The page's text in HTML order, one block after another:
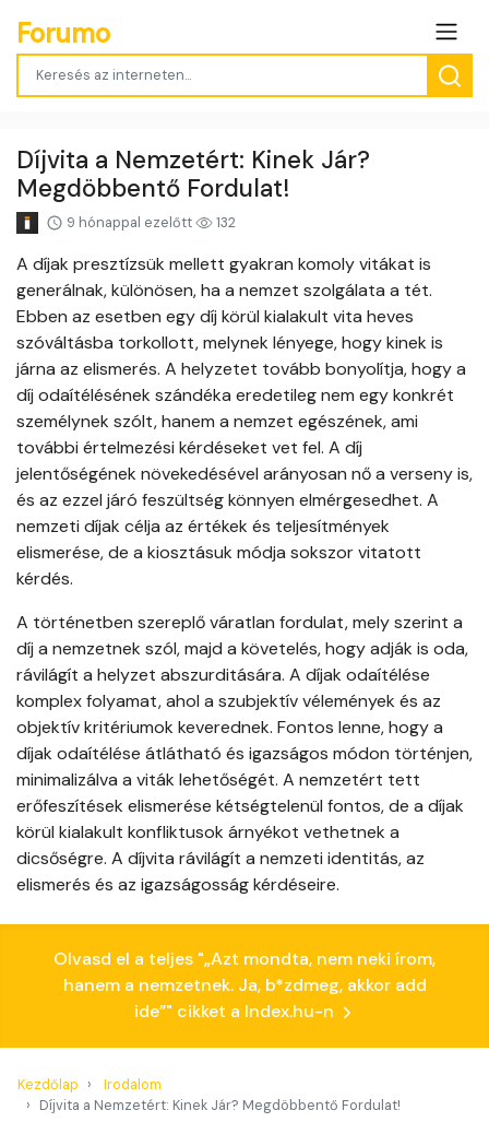
Forumo
Díjvita a Nemzetért: Kinek Jár?
Megdöbbentő Fordulat!
9 hónappal ezelőtt 132
A díjak presztízsük mellett gyakran komoly vitákat is
generálnak, különösen, ha a nemzet szolgálata a tét.
Ebben az esetben egy díj körül kialakult vita heves
szóváltásba torkollott, melynek lényege, hogy kinek is
járna az elismerés. A helyzetet tovább bonyolítja, hogy a
díj odaítélésének szándéka eredetileg nem egy konkrét
személynek szólt, hanem a nemzet egészének, ami
további értelmezési kérdéseket vet fel. A díj
jelentőségének növekedésével arányosan nő a verseny is,
és az ezzel járó feszültség könnyen elmérgesedhet. A
nemzeti díjak célja az értékek és teljesítmények
elismerése, de a kiosztásuk módja sokszor vitatott
kérdés.
A történetben szereplő váratlan fordulat, mely szerint a
díj a nemzetnek szól, majd a követelés, hogy adják is oda,
rávilágít a helyzet abszurditására. A díjak odaítélése
komplex folyamat, ahol a szubjektív vélemények és az
objektív kritériumok keverednek. Fontos lenne, hogy a
díjak odaítélése átlátható és igazságos módon történjen,
minimalizálva a viták lehetőségét. A nemzetért tett
erőfeszítések elismerése kétségtelenül fontos, de a díjak
körül kialakult konfliktusok árnyékot vethetnek a
dicsőségre. A díjvita rávilágít a nemzeti identitás, az
elismerés és az igazságosság kérdéseire.
Olvasd el a teljes "„Azt mondta, nem neki írom,
hanem a nemzetnek. Ja, b*zdmeg, akkor add
ide”" cikket a Index.hu-n
Kezdőlap
Irodalom
Díjvita a Nemzetért: Kinek Jár? Megdöbbentő Fordulat!